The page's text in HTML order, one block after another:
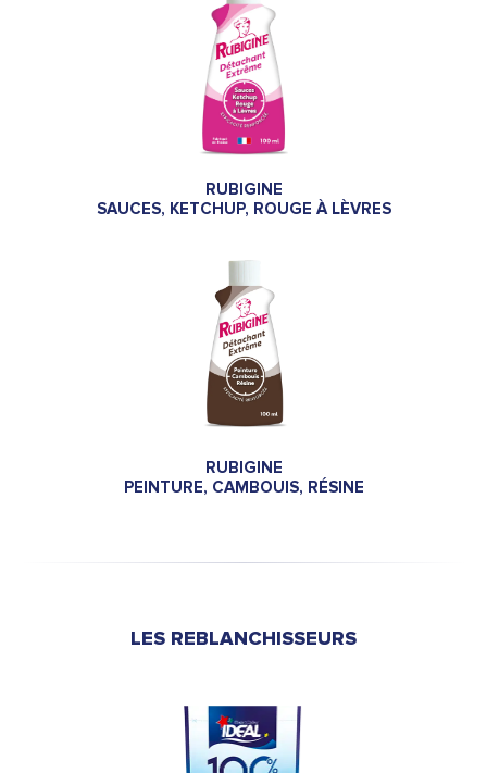
RUBIGINE
SAUCES, KETCHUP, ROUGE À LÈVRES
RUBIGINE
PEINTURE, CAMBOUIS, RÉSINE
LES REBLANCHISSEURS